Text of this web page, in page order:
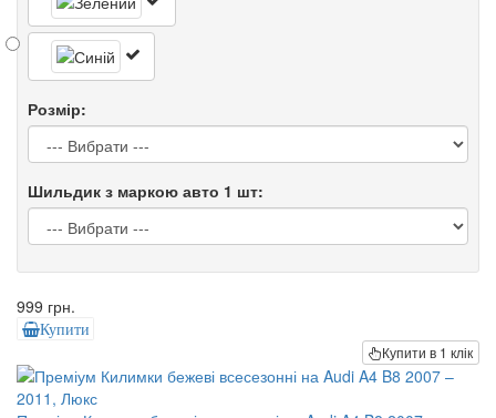
Розмір:
Шильдик з маркою авто 1 шт:
999 грн.
Купити
Купити в 1 клік